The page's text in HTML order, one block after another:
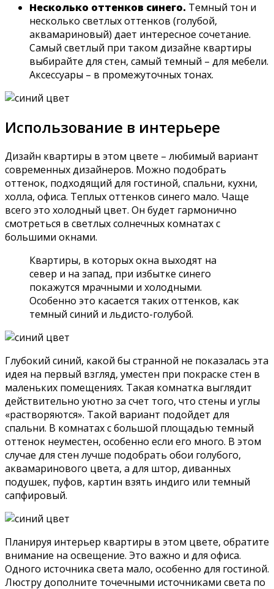
Несколько оттенков синего. Темный тон и
несколько светлых оттенков (голубой,
аквамариновый) дает интересное сочетание.
Самый светлый при таком дизайне квартиры
выбирайте для стен, самый темный – для мебели.
Аксессуары – в промежуточных тонах.
Использование в интерьере
Дизайн квартиры в этом цвете – любимый вариант
современных дизайнеров. Можно подобрать
оттенок, подходящий для гостиной, спальни, кухни,
холла, офиса. Теплых оттенков синего мало. Чаще
всего это холодный цвет. Он будет гармонично
смотреться в светлых солнечных комнатах с
большими окнами.
Квартиры, в которых окна выходят на
север и на запад, при избытке синего
покажутся мрачными и холодными.
Особенно это касается таких оттенков, как
темный синий и льдисто-голубой.
Глубокий синий, какой бы странной не показалась эта
идея на первый взгляд, уместен при покраске стен в
маленьких помещениях. Такая комнатка выглядит
действительно уютно за счет того, что стены и углы
«растворяются». Такой вариант подойдет для
спальни. В комнатах с большой площадью темный
оттенок неуместен, особенно если его много. В этом
случае для стен лучше подобрать обои голубого,
аквамаринового цвета, а для штор, диванных
подушек, пуфов, картин взять индиго или темный
сапфировый.
Планируя интерьер квартиры в этом цвете, обратите
внимание на освещение. Это важно и для офиса.
Одного источника света мало, особенно для гостиной.
Люстру дополните точечными источниками света по